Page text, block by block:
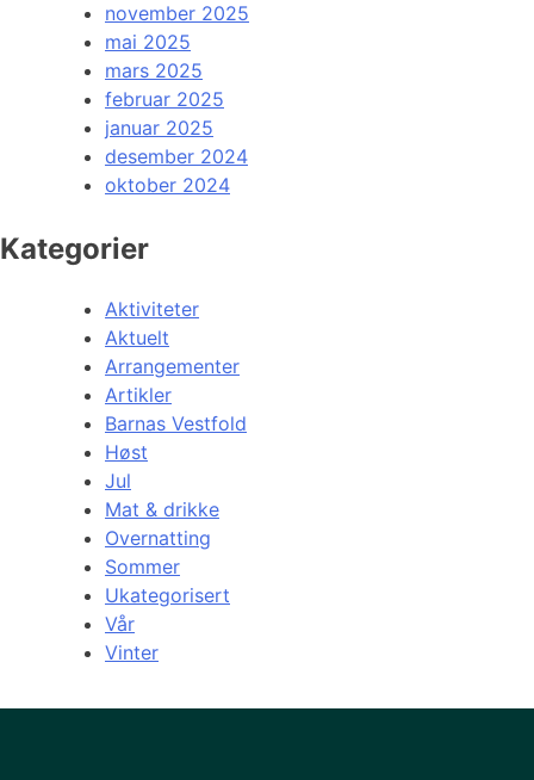
november 2025
mai 2025
mars 2025
februar 2025
januar 2025
desember 2024
oktober 2024
Kategorier
Aktiviteter
Aktuelt
Arrangementer
Artikler
Barnas Vestfold
Høst
Jul
Mat & drikke
Overnatting
Sommer
Ukategorisert
Vår
Vinter